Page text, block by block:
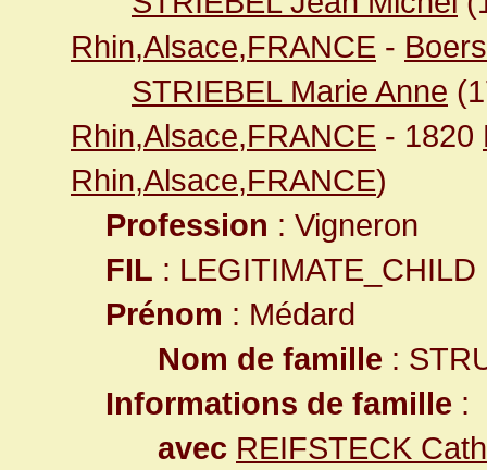
Rhin,Alsace,FRANCE -
STRIEBEL Marie Anne
Rhin,Alsace,FRANCE - 1820
Rhin,Alsace,FRANCE)
Profession : Vigneron
FIL : LEGITIMATE_CHILD
Prénom : Médard
Nom de famille :
Informations de famille :
avec REIFSTECK